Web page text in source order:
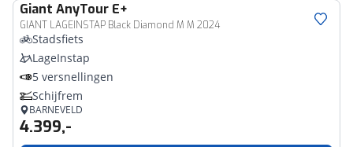
Giant AnyTour E+
GIANT LAGEINSTAP Black Diamond M M 2024
Stadsfiets
LageInstap
5 versnellingen
Schijfrem
BARNEVELD
4.399,-